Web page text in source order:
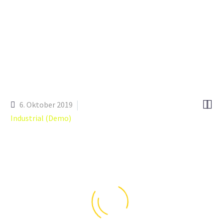

6. Oktober 2019
Industrial (Demo)